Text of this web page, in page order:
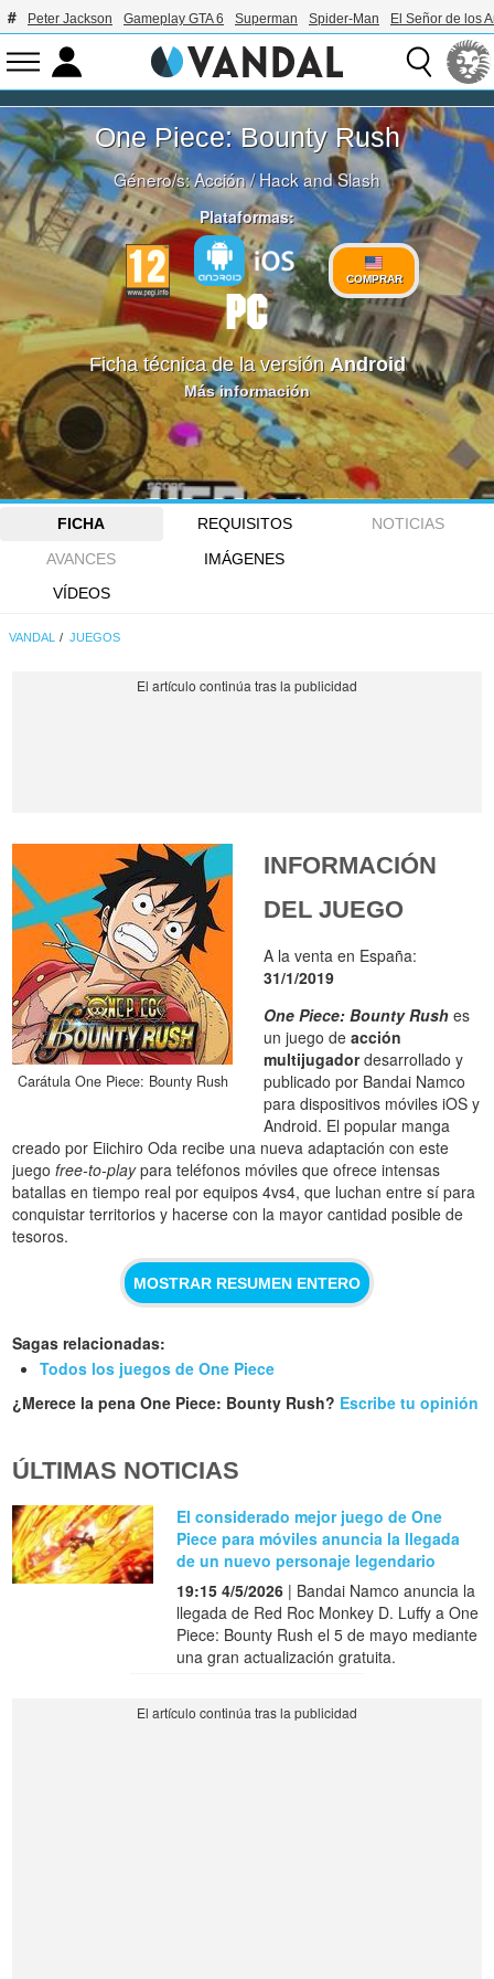
Peter Jackson Gameplay GTA 6 Superman Spider-Man El Señor de los
One Piece: Bounty Rush
Género/s:Acción/Hack and Slash
Plataformas:
COMPRAR
Ficha técnica de la versiónAndroid
Más información
FICHA REQUISITOS
NOTICIAS
AVANCES
IMÁGENES
VÍDEOS
VANDAL JUEGOS
Carátula One Piece: Bounty Rush
INFORMACIÓN
DEL JUEGO
A la venta en España:
31/1/2019
One Piece: Bounty Rush es
un juego deacción
multijugadordesarrollado y
publicado por Bandai Namco
para dispositivos móviles iOS y
Android. El popular manga
creado por Eiichiro Oda recibe una nueva adaptación con este
juegofree-to-playpara teléfonos móviles que ofrece intensas
batallas en tiempo real por equipos 4vs4, que luchan entre sí para
conquistar territorios y hacerse con la mayor cantidad posible de
tesoros.
MOSTRAR RESUMEN ENTERO
Sagas relacionadas:
Todos los juegos de One Piece
¿Merece la pena One Piece: Bounty Rush? Escribe tu opinión
ÚLTIMAS NOTICIAS
El considerado mejor juego de One
Piece para móviles anuncia la llegada
de un nuevo personaje legendario
19:15 4/5/2026 | Bandai Namco anuncia la
llegada de Red Roc Monkey D. Luffy a One
Piece: Bounty Rush el 5 de mayo mediante
una gran actualización gratuita.